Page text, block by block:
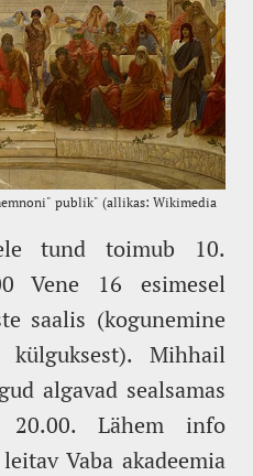
tund toimub 10.
Vene 16 esimesel
saalis (kogunemine
külguksest). Mihhail
algavad sealsamas
Lähem info
Vaba akadeemia